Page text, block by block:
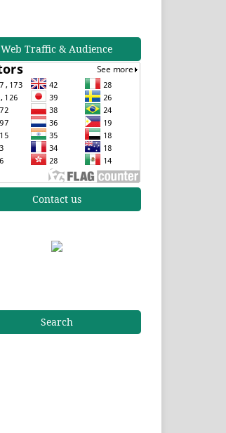
Web Traffic & Audience
Contact us
Search